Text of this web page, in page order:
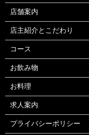
店舗案内
店主紹介とこだわり
コース
お飲み物
お料理
求人案内
プライバシーポリシー